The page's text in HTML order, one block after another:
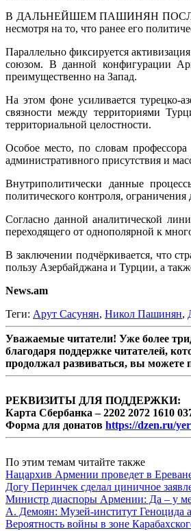
В ДАЛЬНЕЙШЕМ ПАШИНЯН
несмотря на то, что ранее его
Параллельно фиксируется
союзом. В данной конфигурации
преимущественно на Запад.
На этом фоне усиливается турецко-
связности между территориями
территориальной целостности.
Особое место, по словам
административного присутствия и
Внутриполитически данные
политического контроля,
Согласно данной аналитической
переходящего от однополярной к
В заключении подчёркивается, что
пользу Азербайджана и Турции, а
News.am
Теги: Арут Сасунян, Никол Пашинян,
Уважаемые читатели! Уже более
благодаря поддержке читателей,
продолжал развиваться, вы можете
РЕКВИЗИТЫ ДЛЯ ПОДДЕРЖКИ:
Карта Сбербанка – 2202 2072 1610
Форма для донатов https://dzen.ru/
По этим темам читайте также
Нацархив Армении проведет в
Догу Перинчек сделал циничное
Министр диаспоры Армении: Да – у
А. Демоян: Музей-институт Геноцида
Вероятность войны в зоне